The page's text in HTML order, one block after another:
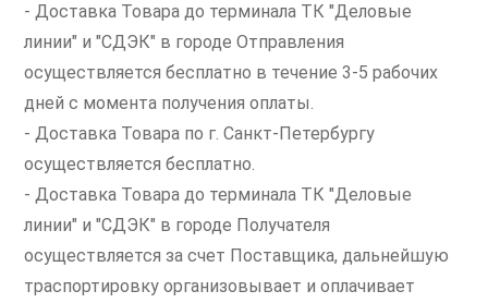
- Доставка Товара до терминала ТК "Деловые
линии" и "СДЭК" в городе Отправления
осуществляется бесплатно в течение 3-5 рабочих
дней с момента получения оплаты.
- Доставка Товара по г. Санкт-Петербургу
осуществляется бесплатно.
- Доставка Товара до терминала ТК "Деловые
линии" и "СДЭК" в городе Получателя
осуществляется за счет Поставщика, дальнейшую
траспортировку организовывает и оплачивает